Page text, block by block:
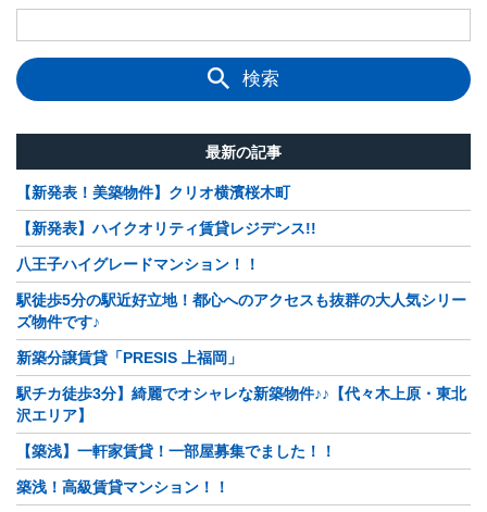
検索
最新の記事
【新発表！美築物件】クリオ横濱桜木町
【新発表】ハイクオリティ賃貸レジデンス!!
八王子ハイグレードマンション！！
駅徒歩5分の駅近好立地！都心へのアクセスも抜群の大人気シリー
ズ物件です♪
新築分譲賃貸「PRESIS 上福岡」
駅チカ徒歩3分】綺麗でオシャレな新築物件♪♪【代々木上原・東北
沢エリア】
【築浅】一軒家賃貸！一部屋募集でました！！
築浅！高級賃貸マンション！！